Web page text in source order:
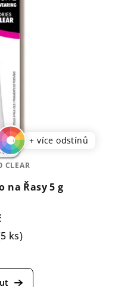
+ více odstínů
na Řasy 5 g
ks)
CLEAR